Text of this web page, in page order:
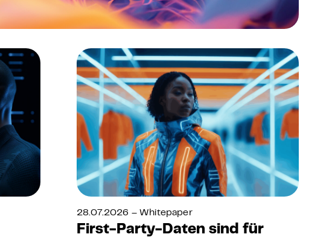
28.07.2026 – Whitepaper
First-Party-Daten sind für